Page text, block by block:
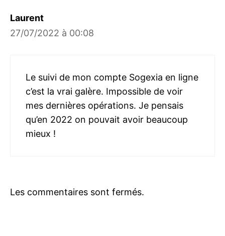
Laurent
27/07/2022 à 00:08
Le suivi de mon compte Sogexia en ligne
c’est la vrai galère. Impossible de voir
mes dernières opérations. Je pensais
qu’en 2022 on pouvait avoir beaucoup
mieux !
Les commentaires sont fermés.